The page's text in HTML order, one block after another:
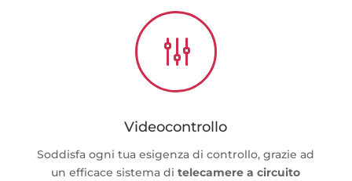
g
Videocontrollo
Soddisfa ogni tua esigenza di controllo, grazie ad
un efficace sistema ditelecamere a circuito